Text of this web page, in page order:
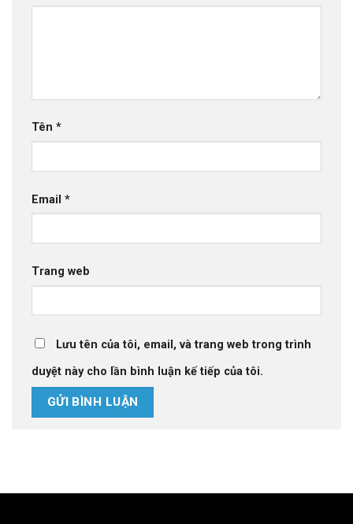
Tên *
Email *
Trang web
Lưu tên của tôi, email, và trang web trong trình
duyệt này cho lần bình luận kế tiếp của tôi.